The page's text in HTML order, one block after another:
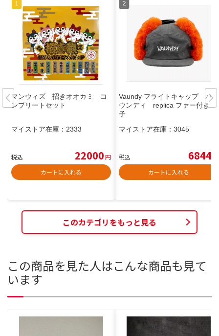
マンウィズ 招きオオカミ コ
ンプリートセット
マイストア在庫： 2333
税込 22000円
カートに入れる
Vaundy フライトキャップ バ
ウンディ replica ファー付き 帽
子
マイストア在庫： 3045
税込 6844
カートに入れる
このカテゴリをもっと見る
この商品を見た人はこんな商品も見て
います